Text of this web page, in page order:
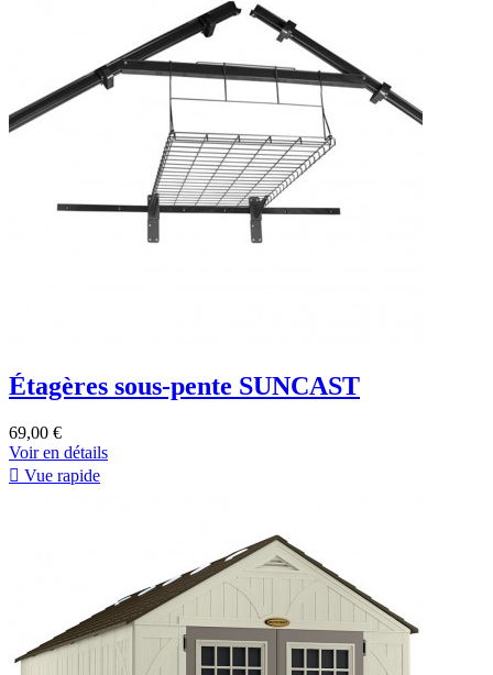
Étagères sous-pente SUNCAST
69,00 €
Voir en détails
 Vue rapide